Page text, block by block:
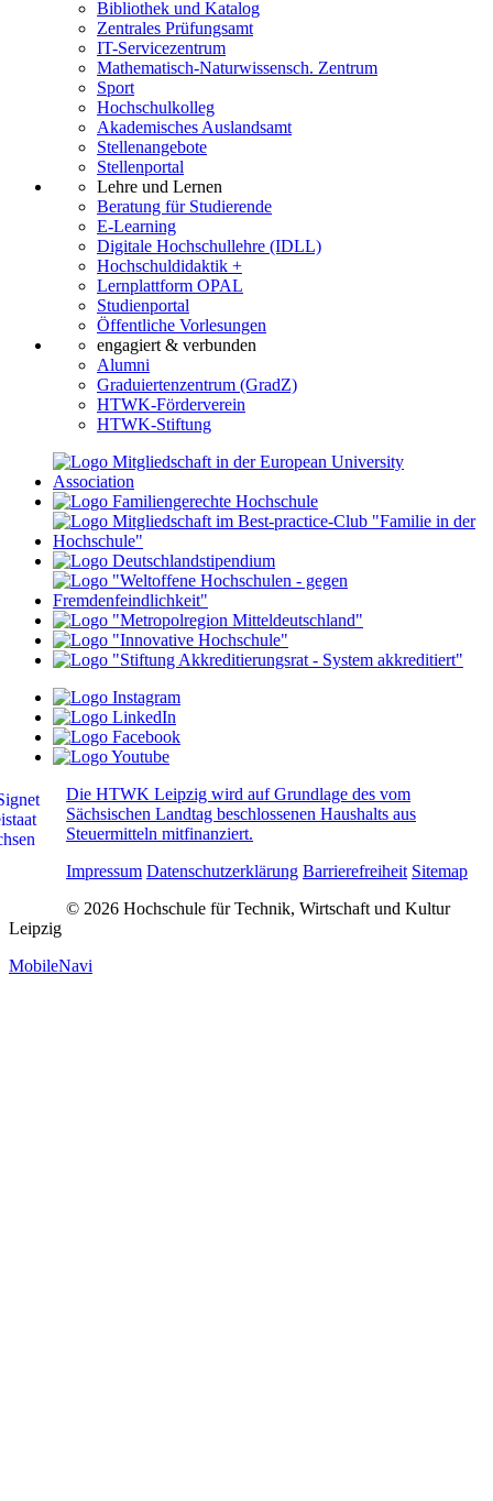
Bibliothek und Katalog
Zentrales Prüfungsamt
IT-Servicezentrum
Mathematisch-Naturwissensch. Zentrum
Sport
Hochschulkolleg
Akademisches Auslandsamt
Stellenangebote
Stellenportal
Lehre und Lernen
Beratung für Studierende
E-Learning
Digitale Hochschullehre (IDLL)
Hochschuldidaktik +
Lernplattform OPAL
Studienportal
Öffentliche Vorlesungen
engagiert & verbunden
Alumni
Graduiertenzentrum (GradZ)
HTWK-Förderverein
HTWK-Stiftung
Die HTWK Leipzig wird auf Grundlage des vom
Sächsischen Landtag beschlossenen Haushalts aus
Steuermitteln mitfinanziert.
Impressum Datenschutzerklärung Barrierefreiheit Sitemap
© 2026 Hochschule für Technik, Wirtschaft und Kultur
Leipzig
MobileNavi